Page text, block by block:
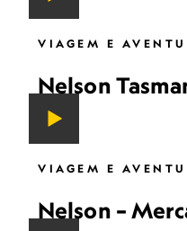
VIAGEM E
Nelson
VIAGEM E
Nelson –